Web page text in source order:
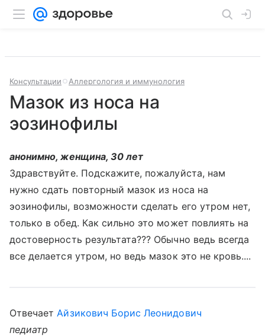
Консультации Аллергология и иммунология
Мазок из носа на
эозинофилы
анонимно, женщина, 30 лет
Здравствуйте. Подскажите, пожалуйста, нам
нужно сдать повторный мазок из носа на
эозинофилы, возможности сделать его утром нет,
только в обед. Как сильно это может повлиять на
достоверность результата??? Обычно ведь всегда
все делается утром, но ведь мазок это не кровь....
ОтвечаетАйзикович Борис Леонидович
педиатр